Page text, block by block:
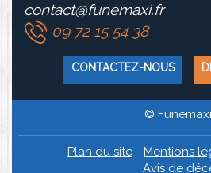
contact@funemaxi.fr
09 72 15 54 38
CONTACTEZ-NOUS
© Funemaxi
Plan du site Mentions
Avis de